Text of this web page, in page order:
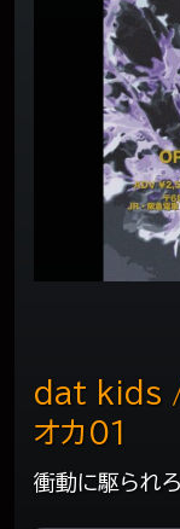
衝動に駆られ
dat kids /
オカ01